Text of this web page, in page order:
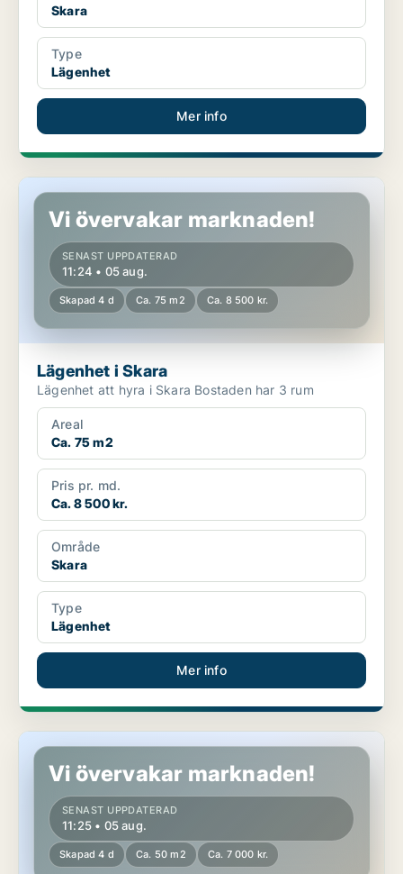
Skara
Type
Lägenhet
Mer info
Lägenhet i Skara
Vi övervakar marknaden!
SENAST UPPDATERAD
11:24 • 05 aug.
Skapad 4 d Ca. 75 m2 Ca. 8 500 kr.
Lägenhet i Skara
Lägenhet att hyra i Skara Bostaden har 3 rum
Areal
Ca. 75 m2
Pris pr. md.
Ca. 8 500 kr.
Område
Skara
Type
Lägenhet
Mer info
Lägenhet i Skara
Vi övervakar marknaden!
SENAST UPPDATERAD
11:25 • 05 aug.
Skapad 4 d Ca. 50 m2 Ca. 7 000 kr.